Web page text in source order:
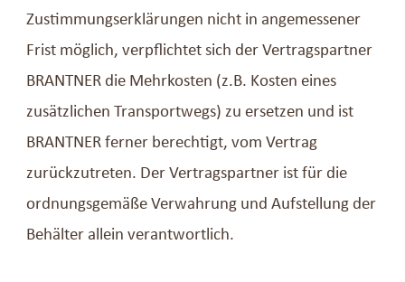
Zustimmungserklärungen nicht in angemessener
Frist möglich, verpflichtet sich der Vertragspartner
BRANTNER die Mehrkosten (z.B. Kosten eines
zusätzlichen Transportwegs) zu ersetzen und ist
BRANTNER ferner berechtigt, vom Vertrag
zurückzutreten. Der Vertragspartner ist für die
ordnungsgemäße Verwahrung und Aufstellung der
Behälter allein verantwortlich.